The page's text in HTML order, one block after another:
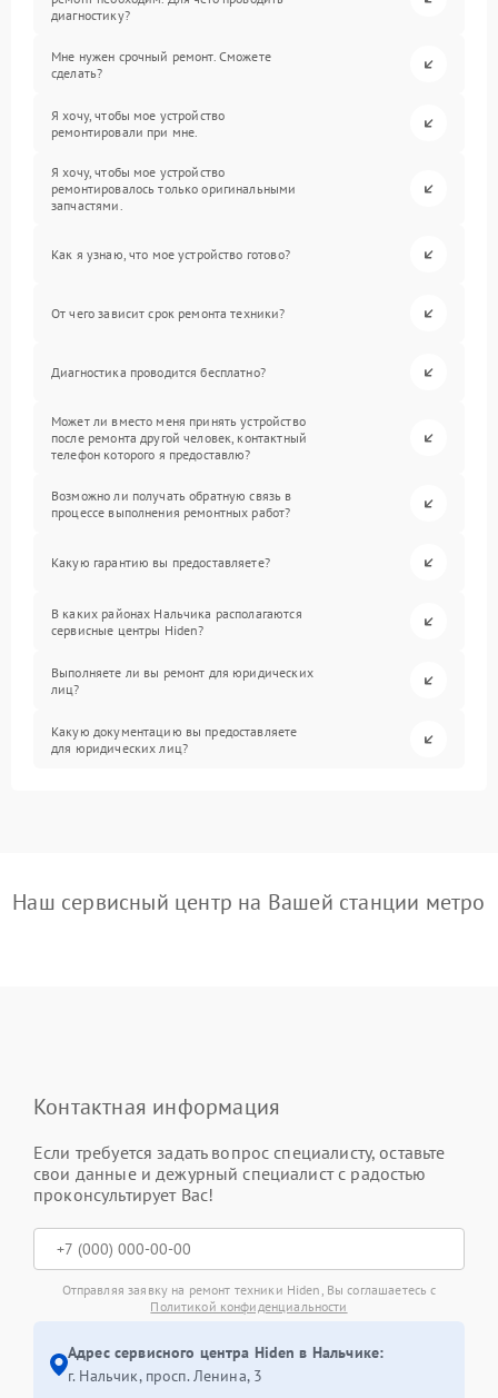
диагностику?
Мне нужен срочный ремонт. Сможете
сделать?
Я хочу, чтобы мое устройство
ремонтировали при мне.
Я хочу, чтобы мое устройство
ремонтировалось только оригинальными
запчастями.
Как я узнаю, что мое устройство готово?
От чего зависит срок ремонта техники?
Диагностика проводится бесплатно?
Может ли вместо меня принять устройство
после ремонта другой человек, контактный
телефон которого я предоставлю?
Возможно ли получать обратную связь в
процессе выполнения ремонтных работ?
Какую гарантию вы предоставляете?
В каких районах Нальчика располагаются
сервисные центры Hiden?
Выполняете ли вы ремонт для юридических
лиц?
Какую документацию вы предоставляете
для юридических лиц?
Наш сервисный центр на Вашей станции метро
Контактная информация
Если требуется задать вопрос специалисту, оставьте
свои данные и дежурный специалист с радостью
проконсультирует Вас!
Отправляя заявку на ремонт техники Hiden, Вы соглашаетесь с
Политикой конфиденциальности
Адрес сервисного центра Hiden в Нальчике:
г. Нальчик, просп. Ленина, 3